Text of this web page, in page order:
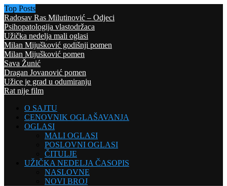
Top Posts
Radosav Ras Milutinović – Odjeci
Psihopatologija vlastodržaca
Užička nedelja mali oglasi
Milan Mijušković godišnji pomen
Milan Mijušković pomen
Sava Žunić
Dragan Jovanović pomen
Užice je grad u odumiranju
Rat nije film
O SAJTU
CENOVNIK OGLAŠAVANJA
OGLASI
MALI OGLASI
POSLOVNI OGLASI
ČITULJE
UŽIČKA NEDELJA ČASOPIS
NASLOVNE
NOVI BROJ